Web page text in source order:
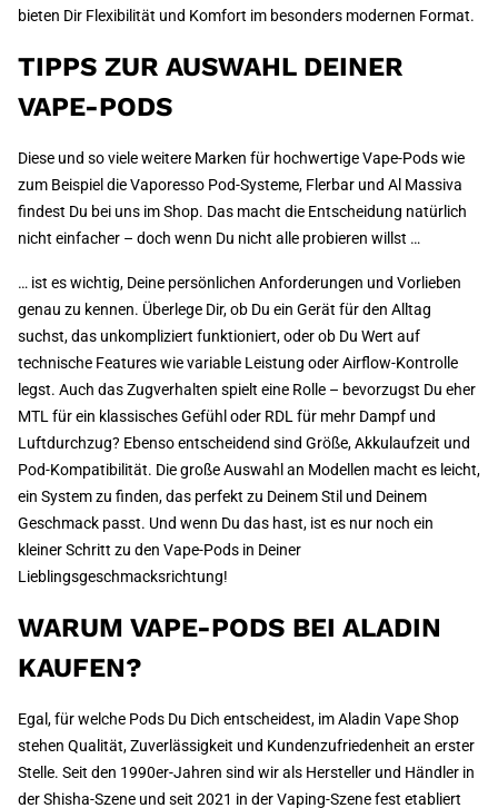
bieten Dir Flexibilität und Komfort im besonders modernen Format.
TIPPS ZUR AUSWAHL DEINER
VAPE-PODS
Diese und so viele weitere Marken für hochwertige Vape-Pods wie
zum Beispiel die Vaporesso Pod-Systeme, Flerbar und Al Massiva
findest Du bei uns im Shop. Das macht die Entscheidung natürlich
nicht einfacher – doch wenn Du nicht alle probieren willst …
… ist es wichtig, Deine persönlichen Anforderungen und Vorlieben
genau zu kennen. Überlege Dir, ob Du ein Gerät für den Alltag
suchst, das unkompliziert funktioniert, oder ob Du Wert auf
technische Features wie variable Leistung oder Airflow-Kontrolle
legst. Auch das Zugverhalten spielt eine Rolle – bevorzugst Du eher
MTL für ein klassisches Gefühl oder RDL für mehr Dampf und
Luftdurchzug? Ebenso entscheidend sind Größe, Akkulaufzeit und
Pod-Kompatibilität. Die große Auswahl an Modellen macht es leicht,
ein System zu finden, das perfekt zu Deinem Stil und Deinem
Geschmack passt. Und wenn Du das hast, ist es nur noch ein
kleiner Schritt zu den Vape-Pods in Deiner
Lieblingsgeschmacksrichtung!
WARUM VAPE-PODS BEI ALADIN
KAUFEN?
Egal, für welche Pods Du Dich entscheidest, im Aladin Vape Shop
stehen Qualität, Zuverlässigkeit und Kundenzufriedenheit an erster
Stelle. Seit den 1990er-Jahren sind wir als Hersteller und Händler in
der Shisha-Szene und seit 2021 in der Vaping-Szene fest etabliert